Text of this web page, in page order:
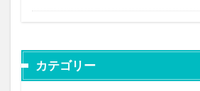
カテゴリー